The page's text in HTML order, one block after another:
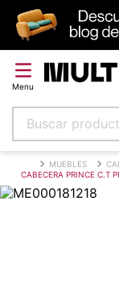
Buscar productos...
MUEBLES
CABECERA PRINCE C.T
Términos más
papel tapiz